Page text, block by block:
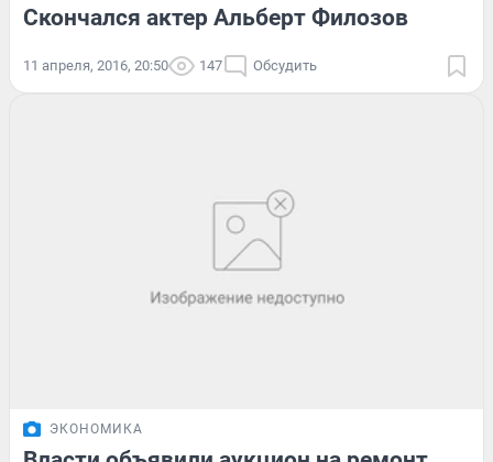
Скончался актер Альберт Филозов
11 апреля, 2016, 20:50 147 Обсудить
ЭКОНОМИКА